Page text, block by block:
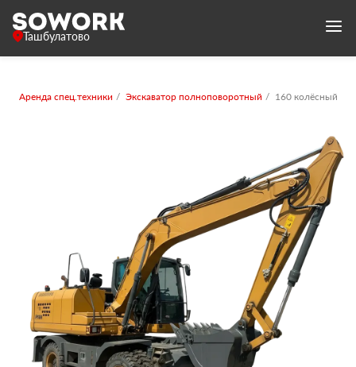
Ташбулатово
Аренда спец.техники Экскаватор полноповоротный 160 колёсный с